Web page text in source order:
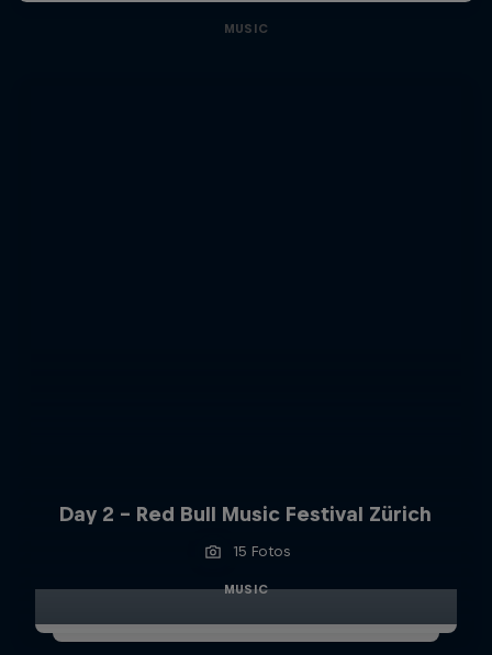
MUSIC
Day 2 - Red Bull Music Festival Zürich
15 Fotos
MUSIC